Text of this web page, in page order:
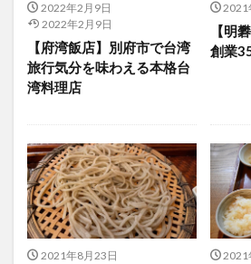
2022年2月9日
2022年2月9日
【府湾飯店】別府市で台湾
旅行気分を味わえる本格台
湾料理店
2021
【明
創業
2021年8月23日
2021